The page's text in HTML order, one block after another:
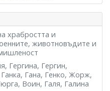
храбростта и
животновъдите и
Гергина, Гергин,
Ганка, Гана, Генко, Жорж,
Воин, Галя, Галина